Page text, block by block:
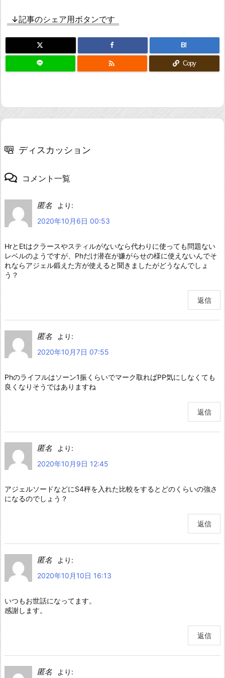
↓記事のシェア用ボタンです
B!
 Copy
ディスカッション
コメント一覧
匿名
より:
2020年10月6日 00:53
HrとEtはクラースやスティルがないなら代わりに使っても問題ない
レベルのようですが、Phだけ潜在が嫌がらせの様に使えないんでそ
れならアジェル鍛えた方が使えると聞きましたがどうなんでしょ
う？
返信
匿名
より:
2020年10月7日 07:55
Phのライフルはソーン1振くらいでマーク取ればPP気にしなくても
良くなりそうではありますね
返信
匿名
より:
2020年10月9日 12:45
アジェルソードなどにS4秤を入れた比較をするとどのくらいの強さ
になるのでしょう？
返信
匿名
より:
2020年10月10日 16:13
いつもお世話になってます。
感謝します。
返信
匿名 より: